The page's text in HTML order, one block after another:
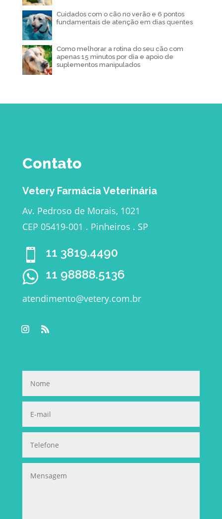
Cuidados com o cão no verão e 6 pontos
fundamentais de atenção em dias quentes
Como melhorar a rotina do seu cão com
apenas 15 minutos por dia e apoio de
suplementos manipulados
Contato
Vetery Farmácia Veterinária
Av. Pedroso de Morais, 1021
CEP 05419-001 . Pinheiros . SP

11 3819.4490
11 98888.5136
atendimento@vetery.com.br